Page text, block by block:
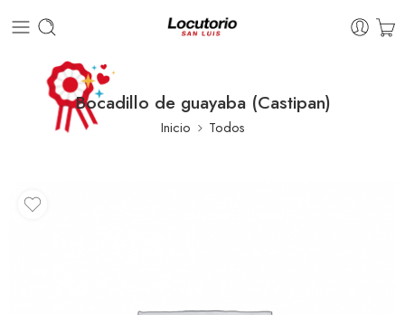
Bocadillo de guayaba (Castipan)
Inicio Todos